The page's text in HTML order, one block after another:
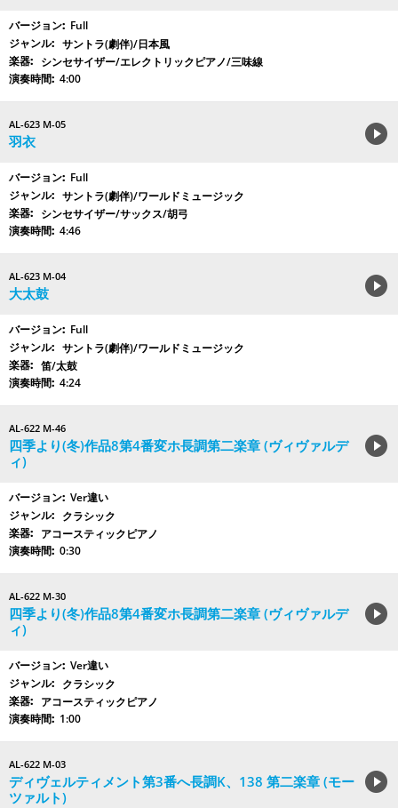
Full
サントラ(劇伴)/日本風
シンセサイザー/エレクトリックピアノ/三味線
4:00
AL-623 M-05
羽衣
Full
サントラ(劇伴)/ワールドミュージック
シンセサイザー/サックス/胡弓
4:46
AL-623 M-04
大太鼓
Full
サントラ(劇伴)/ワールドミュージック
笛/太鼓
4:24
AL-622 M-46
四季より(冬)作品8第4番変ホ長調第二楽章 (ヴィヴァルデ
ィ)
Ver違い
クラシック
アコースティックピアノ
0:30
AL-622 M-30
四季より(冬)作品8第4番変ホ長調第二楽章 (ヴィヴァルデ
ィ)
Ver違い
クラシック
アコースティックピアノ
1:00
AL-622 M-03
ディヴェルティメント第3番へ長調K、138 第二楽章 (モー
ツァルト)